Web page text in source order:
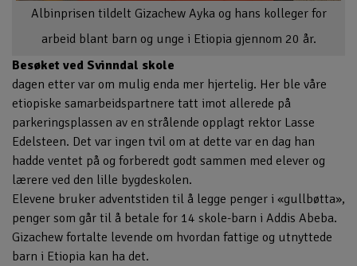
Albinprisen tildelt Gizachew Ayka og hans kolleger for
arbeid blant barn og unge i Etiopia gjennom 20 år.
Besøket ved Svinndal skole
dagen etter var om mulig enda mer hjertelig. Her ble våre
etiopiske samarbeidspartnere tatt imot allerede på
parkeringsplassen av en strålende opplagt rektor Lasse
Edelsteen. Det var ingen tvil om at dette var en dag han
hadde ventet på og forberedt godt sammen med elever og
lærere ved den lille bygdeskolen.
Elevene bruker adventstiden til å legge penger i «gullbøtta»,
penger som går til å betale for 14 skole-barn i Addis Abeba.
Gizachew fortalte levende om hvordan fattige og utnyttede
barn i Etiopia kan ha det.